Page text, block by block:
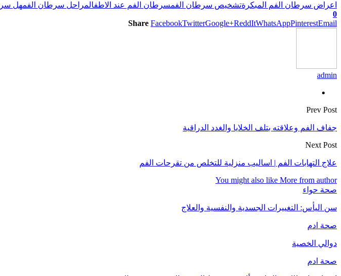
اعراض سرطان الفم المبكرةتشخيص سرطان الفمسرطان الفم عند الاطفالمراحل سرطان الفمهل
0
Share FacebookTwitterGoogle+ReddItWhatsAppPinterestEmail
admin
Prev Post
جفاف الفم وعلاقته بتلف الخلايا والغدد الدراقية
Next Post
علاج التهابات الفم | اساليب منزلية للتخلص من تقرحات الفم
You might also like More from author
صحة حواء
سن اليأس: التغييرات الجسدية والنفسية والعلاج
صحة ادم
دوالي الخصية
صحة ادم